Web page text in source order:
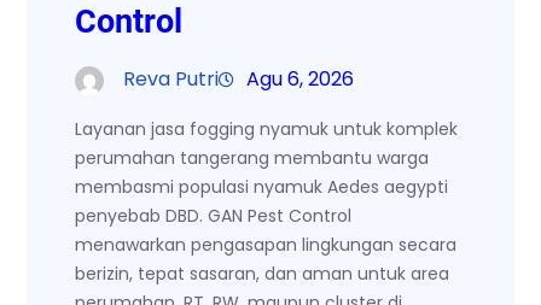
Control
Reva Putri Agu 6, 2026
Layanan jasa fogging nyamuk untuk komplek
perumahan tangerang membantu warga
membasmi populasi nyamuk Aedes aegypti
penyebab DBD. GAN Pest Control
menawarkan pengasapan lingkungan secara
berizin, tepat sasaran, dan aman untuk area